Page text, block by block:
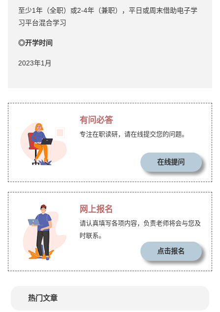
至少1年（全职）或2-4年（兼职），平日或周末借助电子学
习平台混合学习
◎开学时间
2023年1月
有问必答
专注在职读研，请在线提交您的问题。
在线提问
网上报名
请认真填写各项内容，负责老师将会与您及
时联系。
点击报名
热门文章